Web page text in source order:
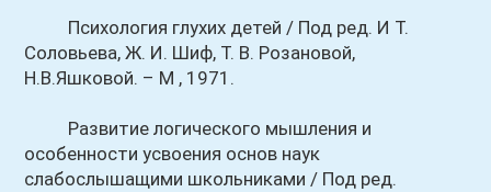
Психология глухих детей / Под ред. И Т.
Соловьева, Ж. И. Шиф, Т. В. Розановой,
Н.В.Яшковой. – М , 1971.
Развитие логического мышления и
особенности усвоения основ наук
слабослышащими школьниками / Под ред.